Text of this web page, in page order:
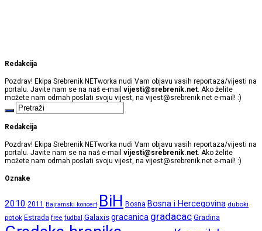
Redakcija
Pozdrav! Ekipa Srebrenik.NETworka nudi Vam objavu vasih reportaza/vijesti na
portalu. Javite nam se na naš e-mail vijesti@srebrenik.net . Ako želite
možete nam odmah poslati svoju vijest, na vijest@srebrenik.net e-mail! :)
Redakcija
Pozdrav! Ekipa Srebrenik.NETworka nudi Vam objavu vasih reportaza/vijesti na
portalu. Javite nam se na naš e-mail vijesti@srebrenik.net. Ako želite
možete nam odmah poslati svoju vijest, na vijest@srebrenik.net e-mail! :)
Oznake
2010 2011 Bajramski koncert BiH Bosna Bosna i Hercegovina duboki
potok Estrada free fudbal Galaxis gracanica gradacac Gradina